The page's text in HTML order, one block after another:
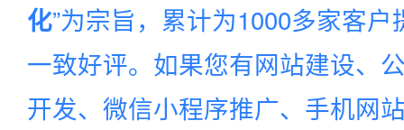
化”为宗旨，累计为1000多家客
一致好评。如果您有网站建设、
开发、微信小程序推广、手机网